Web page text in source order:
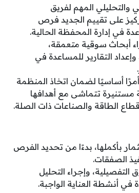
والتحليلي المهم لفريق
على تقييم الجديد فرص
في إدارة المحفظة الحالية.
أبحاث سوقية متعمقة،
وإعداد التقارير للمساعدة في
أساسيًا لضمان اتخاذ المنظمة
مستنيرة تتماشى مع أهدافها
الطاقة والصناعات ذات الصلة.
بأكملها، بدءًا من تحديد الفرص
الصفقات.
التفصيلية، وإجراء التحليل
في أنشطة العناية الواجبة.